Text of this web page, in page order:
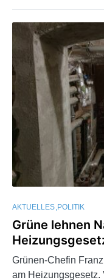
AKTUELLES POLITIK
Grüne lehnen
Grünen-Chefin
am Heizungsgesetz.